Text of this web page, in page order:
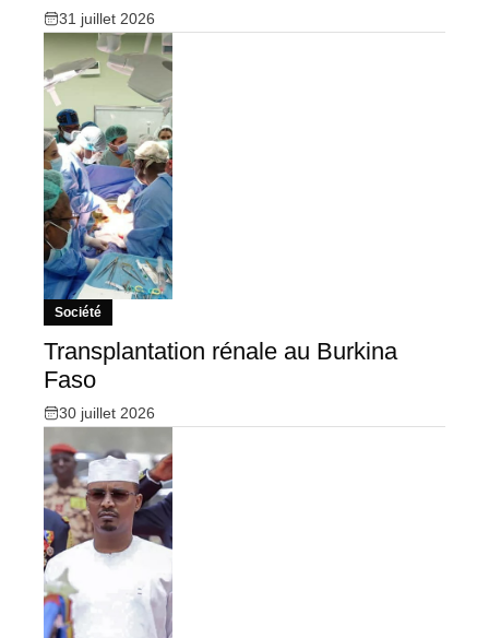
31 juillet 2026
Société
Transplantation rénale au Burkina
Faso
30 juillet 2026